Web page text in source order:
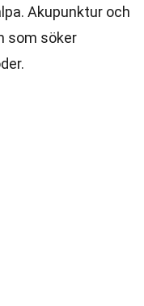
Akupunktur och
som söker